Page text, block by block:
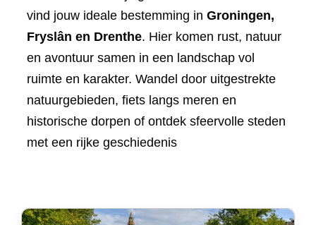
vind jouw ideale bestemming in Groningen,
Fryslân en Drenthe. Hier komen rust, natuur
en avontuur samen in een landschap vol
ruimte en karakter. Wandel door uitgestrekte
natuurgebieden, fiets langs meren en
historische dorpen of ontdek sfeervolle steden
met een rijke geschiedenis